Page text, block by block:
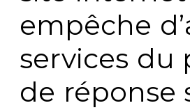
empêche
services du
de réponse